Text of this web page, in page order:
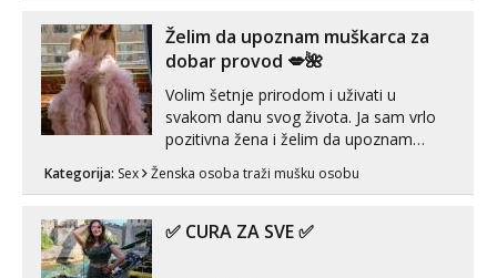
link ispod i nadji me tamo, cekam te!
Želim da upoznam muškarca za
dobar provod 💋🌺
Volim šetnje prirodom i uživati u
svakom danu svog života. Ja sam vrlo
pozitivna žena i želim da upoznam
može i nešto više.💋🌺 Klikni na link
Kategorija: Sex Ženska osoba traži mušku osobu
✅ CURA ZA SVE ✅